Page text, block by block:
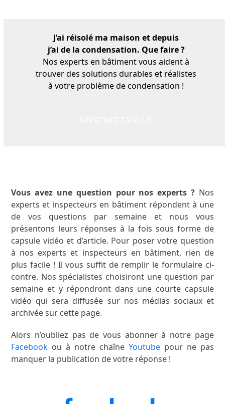
J’ai réisolé ma maison et depuis
j’ai de la condensation. Que faire?
Nosexperts en bâtiment vous aident à
trouver des solutions durables et réalistes
à votre problème de condensation !
Vous avez une question pour nos experts ? Nos
experts et inspecteurs en bâtiment répondent à une
de vos questions par semaine et nous vous
présentons leurs réponses à la fois sous forme de
capsule vidéo et d’article. Pour poser votre question
à nos experts et inspecteurs en bâtiment, rien de
plus facile ! Il vous suffit de remplir le formulaire ci-
contre. Nos spécialistes choisiront une question par
semaine et y répondront dans une courte capsule
vidéo qui sera diffusée sur nos médias sociaux et
archivée sur cette page.
Alors n’oubliez pas de vous abonner à notre page
Facebook ou à notre chaîne Youtubepour ne pas
manquer la publication de votre réponse !